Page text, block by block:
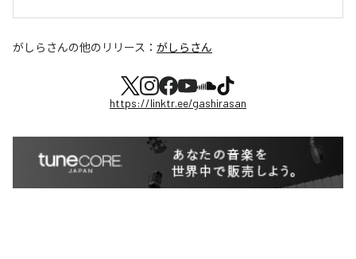
がしらさんの他のリリース： がしらさん
https://linktr.ee/gashirasan